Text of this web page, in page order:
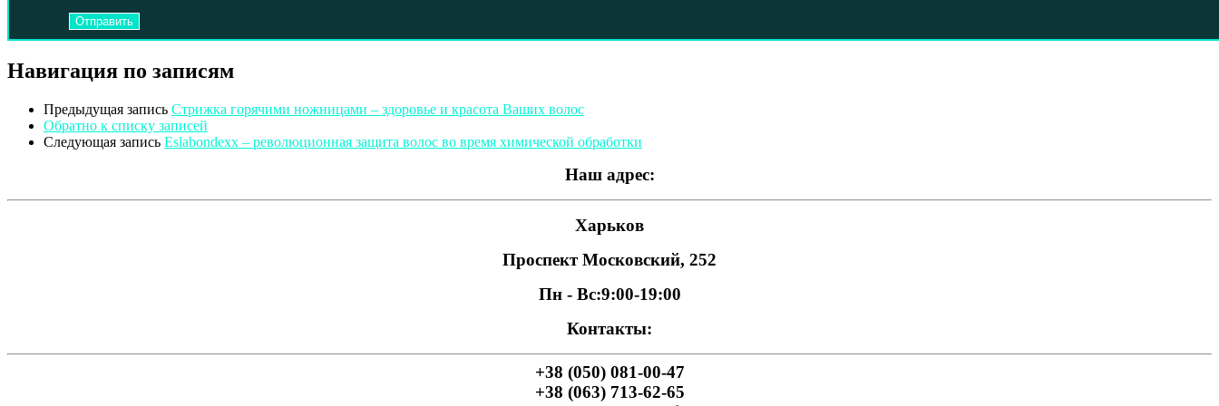
Навигация по записям
Предыдущая запись Стрижка горячими ножницами – здоровье и красота Ваших волос
Обратно к списку записей
Следующая запись Eslabondexx – революционная защита волос во время химической обработки
Наш адрес:
Харьков
Проспект Московский, 252
Пн - Вс:9:00-19:00
Контакты:
+38 (050) 081-00-47
+38 (063) 713-62-65